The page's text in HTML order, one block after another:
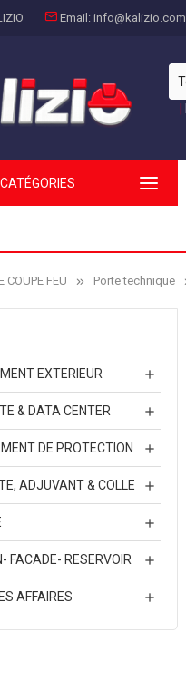
Email: info@kalizio.com
COUPE FEU Porte technique
EXTERIEUR 
& DATA CENTER 
DE PROTECTION 
ADJUVANT & COLLE 

FACADE- RESERVOIR 
AFFAIRES 